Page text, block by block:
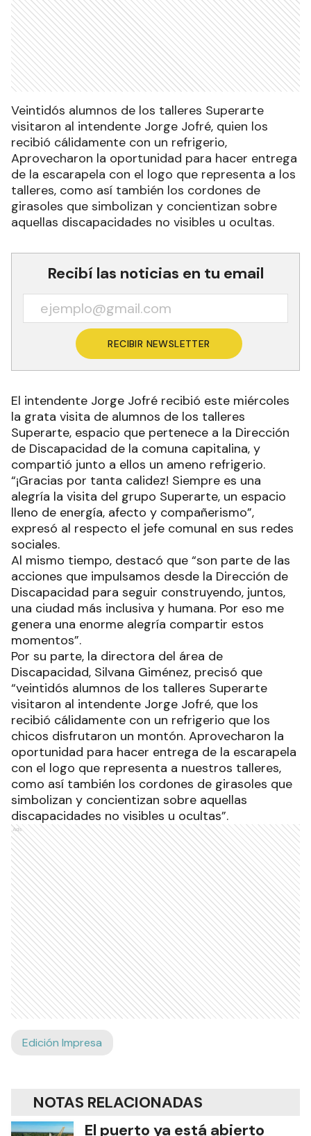
Veintidós alumnos de los talleres Superarte
visitaron al intendente Jorge Jofré, quien los
recibió cálidamente con un refrigerio,
Aprovecharon la oportunidad para hacer entrega
de la escarapela con el logo que representa a los
talleres, como así también los cordones de
girasoles que simbolizan y concientizan sobre
aquellas discapacidades no visibles u ocultas.
Recibí las noticias en tu email
RECIBIR NEWSLETTER
El intendente Jorge Jofré recibió este miércoles
la grata visita de alumnos de los talleres
Superarte, espacio que pertenece a la Dirección
de Discapacidad de la comuna capitalina, y
compartió junto a ellos un ameno refrigerio.
“¡Gracias por tanta calidez! Siempre es una
alegría la visita del grupo Superarte, un espacio
lleno de energía, afecto y compañerismo”,
expresó al respecto el jefe comunal en sus redes
sociales.
Al mismo tiempo, destacó que “son parte de las
acciones que impulsamos desde la Dirección de
Discapacidad para seguir construyendo, juntos,
una ciudad más inclusiva y humana. Por eso me
genera una enorme alegría compartir estos
momentos”.
Por su parte, la directora del área de
Discapacidad, Silvana Giménez, precisó que
“veintidós alumnos de los talleres Superarte
visitaron al intendente Jorge Jofré, que los
recibió cálidamente con un refrigerio que los
chicos disfrutaron un montón. Aprovecharon la
oportunidad para hacer entrega de la escarapela
con el logo que representa a nuestros talleres,
como así también los cordones de girasoles que
simbolizan y concientizan sobre aquellas
discapacidades no visibles u ocultas”.
Ads
Edición Impresa
NOTAS RELACIONADAS
El puerto ya está abierto